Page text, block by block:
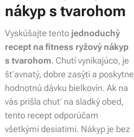
nákyp s tvarohom
Vyskúšajte tento jednoduchý
recept na fitness ryžový nákyp
s tvarohom. Chutí vynikajúco, je
šťavnatý, dobre zasýti a poskytne
hodnotnú dávku bielkovín. Ak na
vás prišla chuť na sladký obed,
tento recept odporúčam
všetkými desiatimi. Nákyp je bez